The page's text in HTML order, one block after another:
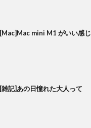
[Mac]Mac mini M1 がいい感じ
[雑記]あの日憧れた大人って